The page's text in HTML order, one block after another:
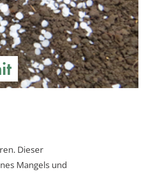
Dieser
Mangels und